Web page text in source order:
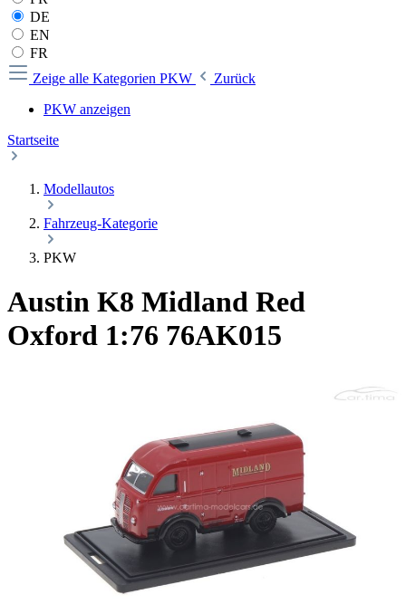
DE
EN
FR
Zeige alle Kategorien PKW
Zurück
PKW anzeigen
Startseite
Modellautos
Fahrzeug-Kategorie
PKW
Austin K8 Midland Red
Oxford 1:76 76AK015